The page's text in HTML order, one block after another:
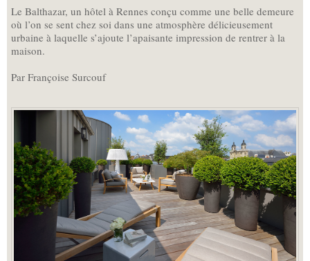
Le Balthazar, un hôtel à Rennes conçu comme une belle demeure
où l’on se sent chez soi dans une atmosphère délicieusement
urbaine à laquelle s’ajoute l’apaisante impression de rentrer à la
maison.
Par Françoise Surcouf